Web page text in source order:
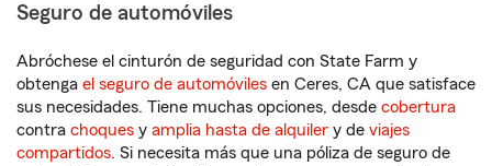
Seguro de automóviles
Abróchese el cinturón de seguridad con State Farm y
obtenga el seguro de automóviles en Ceres, CA que satisface
sus necesidades. Tiene muchas opciones, desde cobertura
contra choques y amplia hasta de alquiler y de viajes
compartidos. Si necesita más que una póliza de seguro de